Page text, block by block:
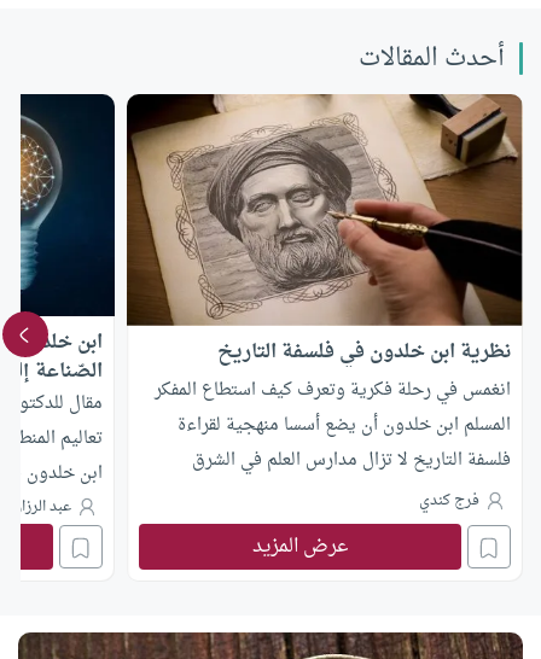
أحدث المقالات
نظرية ابن خلدون في فلسفة التاريخ
انغمس في رحلة فكرية وتعرف كيف استطاع المفكر
المسلم ابن خلدون أن يضع أسسا منهجية لقراءة
فلسفة التاريخ لا تزال مدارس العلم في الشرق
والغرب تتناقش فيها حتى اليوم
فرج كندي
عرض المزيد
ابن خلدون و
الصّناعة
مقال للدكتور
تعاليم
ابن خلدون
عبد الرزاق